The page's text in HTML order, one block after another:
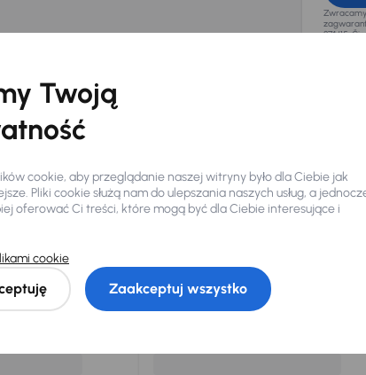
874/15,
Ciebiedo 400 pojazdówkażdego dnia.
Twoją
cookie, aby przeglądanie naszej witryny było dla Ciebie jak
Pliki cookie służą nam do ulepszania naszych usług, a
oferować Ci treści, które mogą być dla Ciebie interesujące i
cookie
Zaakceptuj wszystko